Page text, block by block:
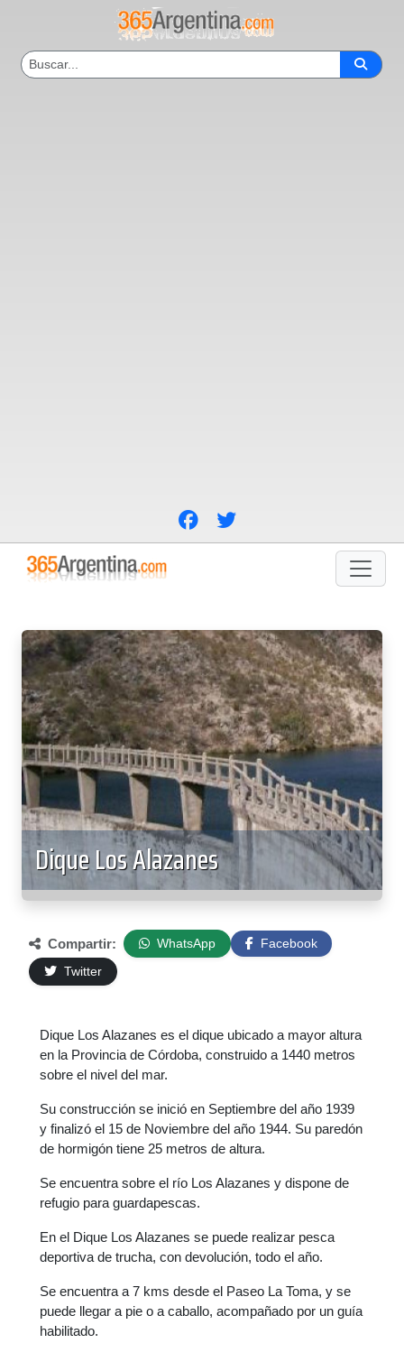
Dique Los Alazanes
Compartir: WhatsApp
Facebook
Twitter
Dique Los Alazanes es el dique ubicado a mayor altura
en la Provincia de Córdoba, construido a 1440 metros
sobre el nivel del mar.
Su construcción se inició en Septiembre del año 1939
y finalizó el 15 de Noviembre del año 1944. Su paredón
de hormigón tiene 25 metros de altura.
Se encuentra sobre el río Los Alazanes y dispone de
refugio para guardapescas.
En el Dique Los Alazanes se puede realizar pesca
deportiva de trucha, con devolución, todo el año.
Se encuentra a 7 kms desde el Paseo La Toma, y se
puede llegar a pie o a caballo, acompañado por un guía
habilitado.